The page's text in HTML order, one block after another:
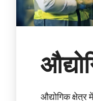
औद्योगिक क्षेत्र